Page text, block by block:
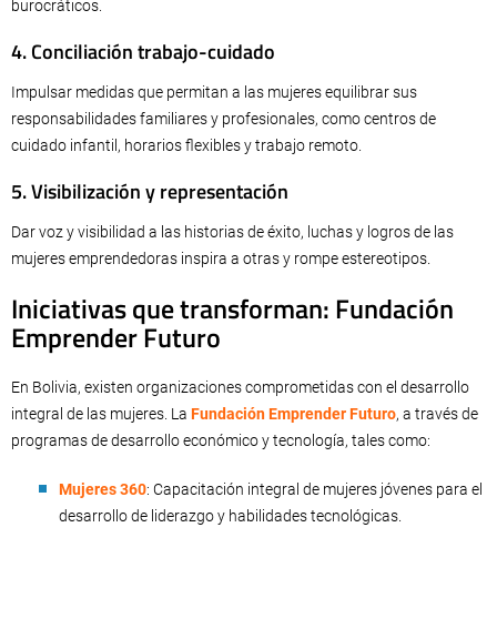
burocráticos.
4. Conciliación trabajo-cuidado
Impulsar medidas que permitan a las mujeres equilibrar sus
responsabilidades familiares y profesionales, como centros de
cuidado infantil, horarios flexibles y trabajo remoto.
5. Visibilización y representación
Dar voz y visibilidad a las historias de éxito, luchas y logros de las
mujeres emprendedoras inspira a otras y rompe estereotipos.
Iniciativas que transforman: Fundación
Emprender Futuro
En Bolivia, existen organizaciones comprometidas con el desarrollo
integral de las mujeres. La Fundación Emprender Futuro, a través de
programas de desarrollo económico y tecnología, tales como:
Mujeres 360: Capacitación integral de mujeres jóvenes para el
desarrollo de liderazgo y habilidades tecnológicas.